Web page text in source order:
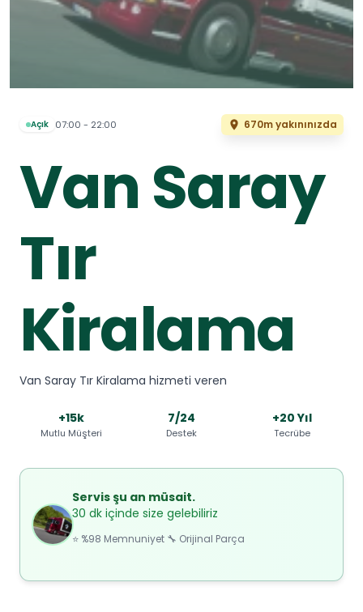
Açık 07:00 - 22:00 670m yakınınızda
Van Saray
Tır
Kiralama
Van Saray Tır Kiralama hizmeti veren
+15k
Mutlu Müşteri
7/24
Destek
+20 Yıl
Tecrübe
Servis şu an müsait.
30 dk içinde size gelebiliriz
⭐ %98 Memnuniyet 🔧 Orijinal Parça